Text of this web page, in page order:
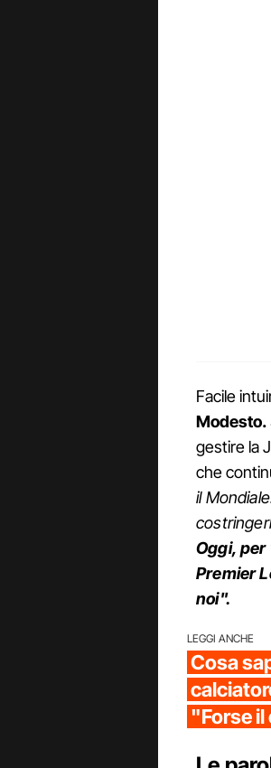
Facile
Modesto.
gestire la
che
il
Oggi,
Premier
noi".
LEGGI ANCHE
Cosa
"Forse